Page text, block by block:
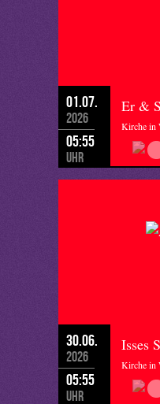
01.07.
2026
05:55
Uhr
Er &
Kirche in
30.06.
2026
05:55
Uhr
Isses
Kirche in